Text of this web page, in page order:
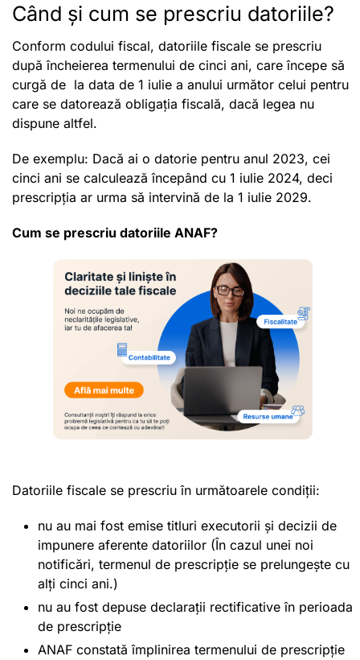
Când și cum se prescriu datoriile?
Conform codului fiscal, datoriile fiscale se prescriu
după încheierea termenului de cinci ani, care începe să
curgă de la data de 1 iulie a anului următor celui pentru
care se datorează obligația fiscală, dacă legea nu
dispune altfel.
De exemplu: Dacă ai o datorie pentru anul 2023, cei
cinci ani se calculează începând cu 1 iulie 2024, deci
prescripția ar urma să intervină de la 1 iulie 2029.
Cum se prescriu datoriile ANAF?
Datoriile fiscale se prescriu în următoarele condiții:
nu au mai fost emise titluri executorii și decizii de
impunere aferente datoriilor (În cazul unei noi
notificări, termenul de prescripție se prelungește cu
alți cinci ani.)
nu au fost depuse declarații rectificative în perioada
de prescripție
ANAF constată împlinirea termenului de prescripție